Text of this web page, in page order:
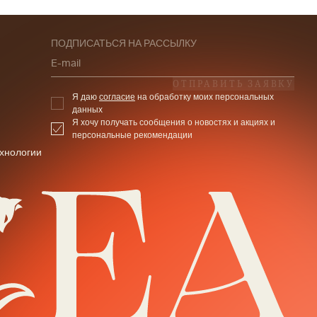
ПОДПИСАТЬСЯ НА РАССЫЛКУ
E-mail
ОТПРАВИТЬ ЗАЯВКУ
Я даю согласие на обработку моих персональных
данных
Я хочу получать сообщения о новостях и акциях и
персональные рекомендации